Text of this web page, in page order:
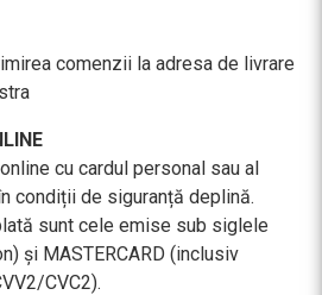
comenzii la adresa de livrare
cu cardul personal sau al
condiții de siguranță deplină.
sunt cele emise sub siglele
și MASTERCARD (inclusiv
CVC2).